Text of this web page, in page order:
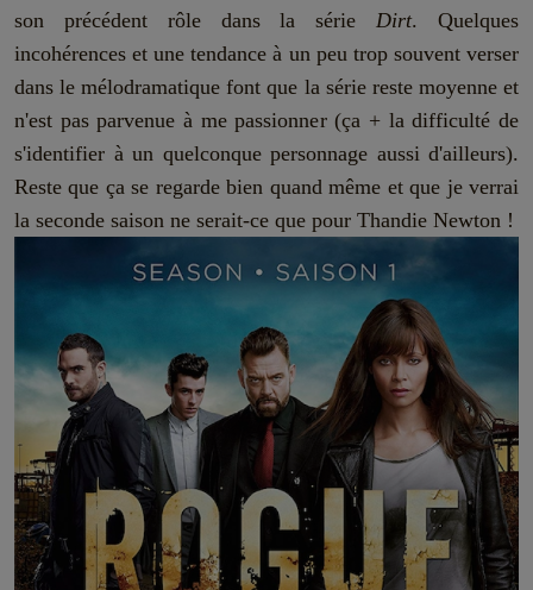
son précédent rôle dans la sérieDirt. Quelques
incohérences et une tendance à un peu trop souvent verser
dans le mélodramatique font que la série reste moyenne et
n'est pas parvenue à me passionner (ça + la difficulté de
s'identifier à un quelconque personnage aussi d'ailleurs).
Reste que ça se regarde bien quand même et que je verrai
la seconde saison ne serait-ce que pour Thandie Newton !